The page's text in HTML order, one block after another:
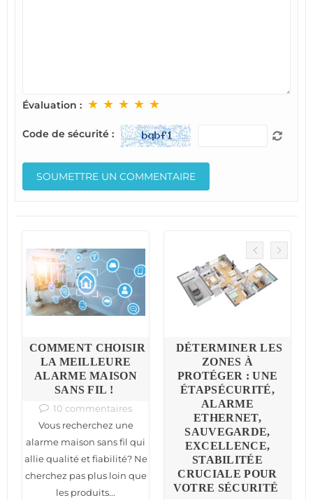
Évaluation : ★ ★ ★ ★ ★
Code de sécurité :
COMMENT CHOISIR
LA MEILLEURE
ALARME MAISON
SANS FIL !
10 commentaires
Vous recherchez une
alarme maison sans fil qui
allie qualité et fiabilité? Ne
cherchez pas plus loin que
les produits...
DÉTERMINER LES
ZONES À
PROTÉGER : UNE
ÉTAPSÉCURITÉ,
ALARME
ETHERNET,
SAUVEGARDE,
EXCELLENCE,
STABILITÉE
CRUCIALE POUR
VOTRE SÉCURITÉ